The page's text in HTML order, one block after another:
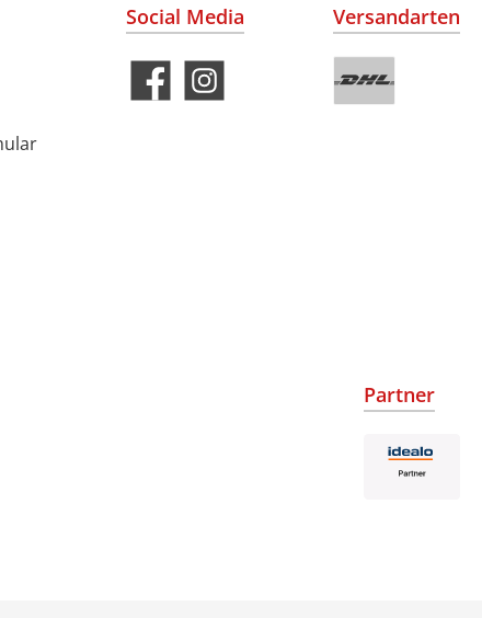
Social Media Versandarten
Partner